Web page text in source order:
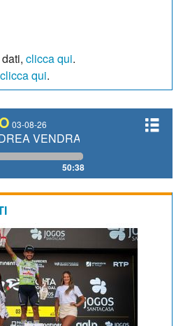
clicca qui.
clicca qui.
03-08-26
FILIPPO FIORELLI
50:38